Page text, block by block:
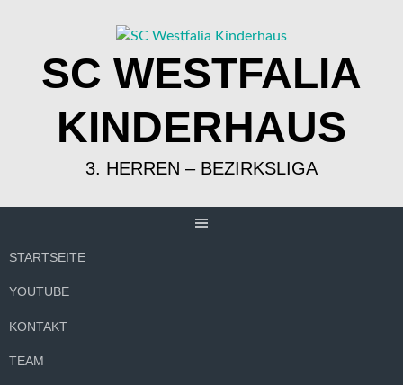
SC WESTFALIA
KINDERHAUS
3. HERREN – BEZIRKSLIGA
STARTSEITE
YOUTUBE
KONTAKT
TEAM